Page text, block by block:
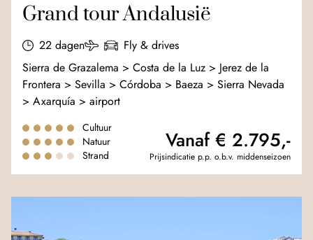
Grand tour Andalusië
22 dagen
Fly & drives
Sierra de Grazalema > Costa de la Luz > Jerez de la
Frontera > Sevilla > Córdoba > Baeza > Sierra Nevada
> Axarquía > airport
Cultuur
Natuur
Strand
Vanaf € 2.795,-
Prijsindicatie p.p. o.b.v. middenseizoen